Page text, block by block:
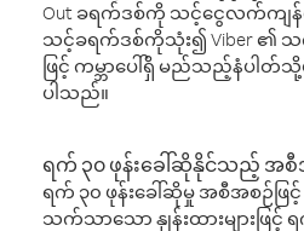
Out ခရက်ဒစ်ကို သင့်ငွေလက်ကျ
သင့်ခရက်ဒစ်ကိုသုံး၍ Viber ၏ သ
ဖြင့် ကမ္ဘာပေါ်ရှိ မည်သည့်နံပါတ်
ပါသည်။
ရက် ၃၀ ဖုန်းခေါ်ဆိုနိုင်သည့် အစီ
ရက် ၃၀ ဖုန်းခေါ်ဆိုမှု အစီအစဉ်ဖ
သက်သာသော နှုန်းထားများဖြင့်